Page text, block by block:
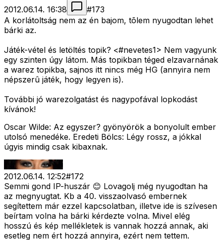
2012.06.14. 16:38
#173
A korlátoltság nem az én bajom, tõlem nyugodtan lehet
bárki az.
Játék-vétel és letöltés topik? <#nevetes1> Nem vagyunk
egy szinten úgy látom. Más topikban téged elzavarnának
a warez topikba, sajnos itt nincs még HG (annyira nem
népszerû játék, hogy legyen is).
További jó warezolgatást és nagypofával lopkodást
kívánok!
Oscar Wilde: Az egyszer? gyönyörök a bonyolult ember
utolsó menedéke. Eredeti Bölcs: Légy rossz, a jókkal
úgyis mindig csak kibaxnak.
2012.06.14. 12:52#172
Semmi gond IP-huszár 😊 Lovagolj még nyugodtan ha
az megnyugtat. Kb a 40. visszaolvasó embernek
segítettem már ezzel kapcsolatban, illetve ide is szívesen
beírtam volna ha bárki kérdezte volna. Mivel elég
hosszú és kép mellékletek is vannak hozzá annak, aki
esetleg nem ért hozzá annyira, ezért nem tettem.